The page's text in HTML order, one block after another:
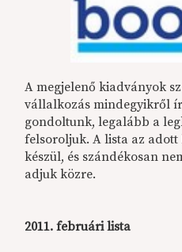
A megjelenő kiadványok
vállalkozás mindegyikről
gondoltunk, legalább a
felsoroljuk. A lista az
készül, és szándékosan
adjuk közre.
2011. februári lista